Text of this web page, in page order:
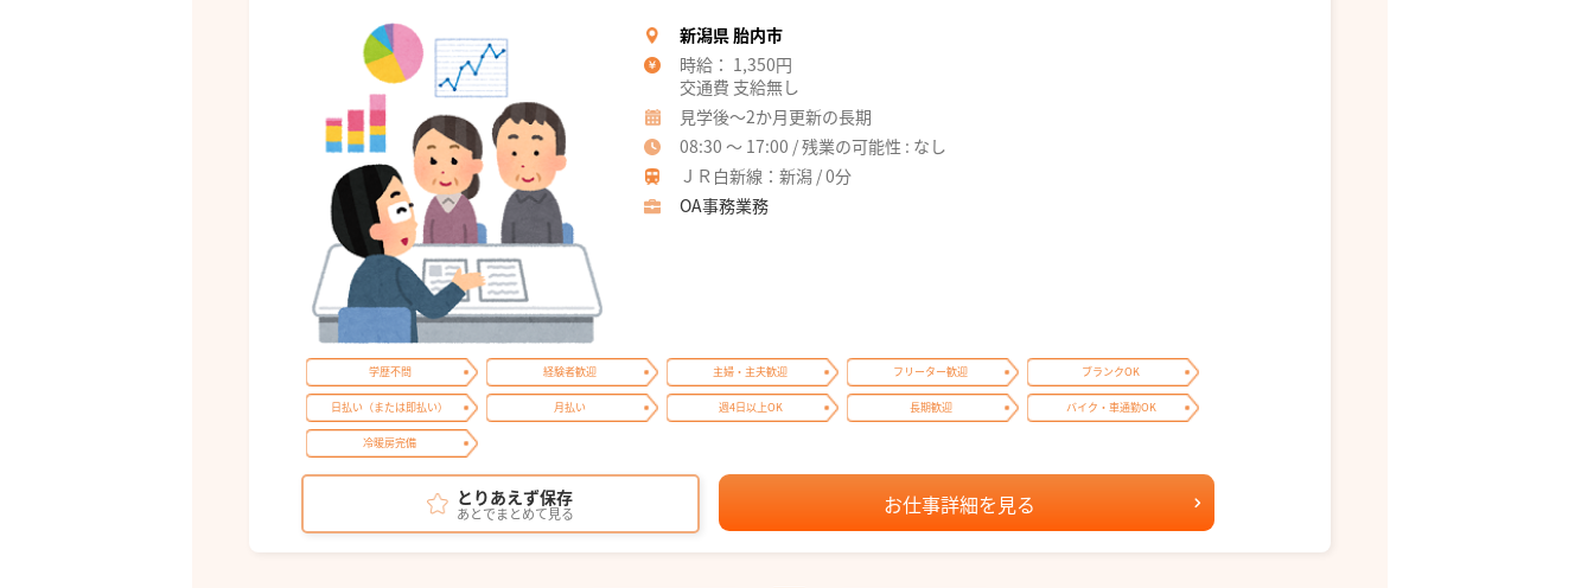
新潟県 胎内市
時給： 1,350円
交通費 支給無し
見学後～2か月更新の長期
08:30 ～ 17:00 / 残業の可能性 : なし
ＪＲ白新線：新潟 / 0分
OA事務業務
学歴不問 経験者歓迎 主婦・主夫歓迎 フリーター歓迎 ブランクOK
日払い（または即払い） 月払い 週4日以上OK 長期歓迎 バイク・車通勤OK
冷暖房完備
とりあえず保存
あとでまとめて見る お仕事詳細を見る